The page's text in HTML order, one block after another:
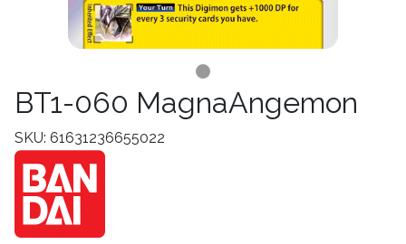
BT1-060 MagnaAngemon
SKU: 61631236655022